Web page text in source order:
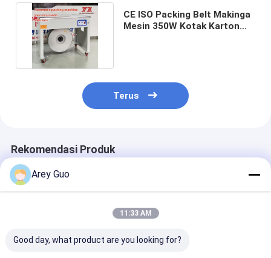
CE ISO Packing Belt Makinga
Mesin 350W Kotak Karton
Terus
Rekomendasi Produk
Arey Guo
11:33 AM
Good day, what product are you looking for?